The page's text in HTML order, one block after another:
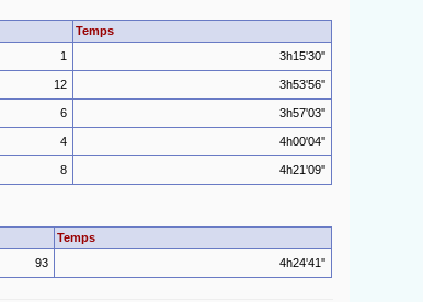
Temps
1 3h15'30''
12 3h53'56''
6 3h57'03''
4 4h00'04''
8 4h21'09''
Temps
93 4h24'41''